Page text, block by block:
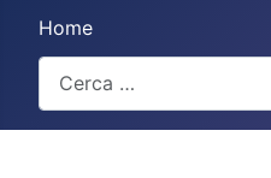
Home
Cerca